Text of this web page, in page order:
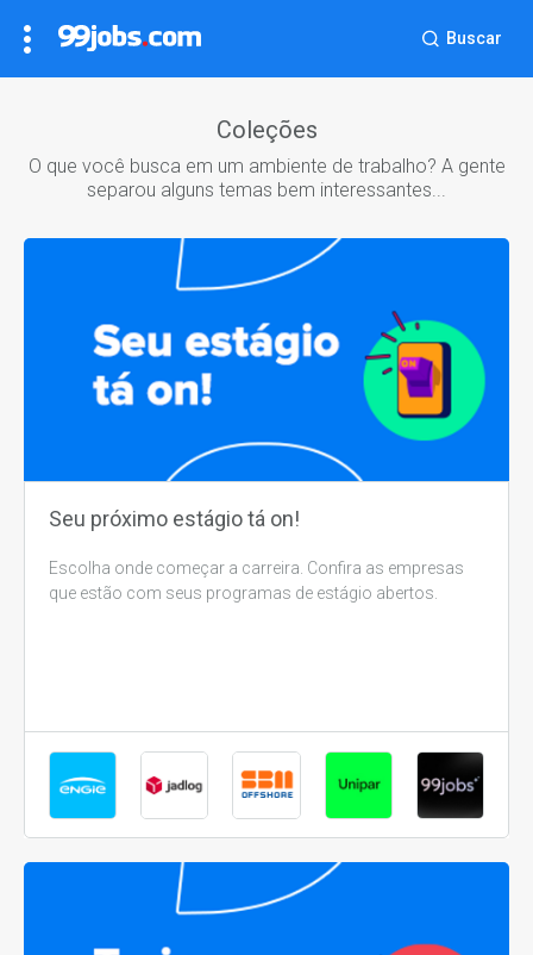
Buscar
Coleções
O que você busca em um ambiente de trabalho? A gente
separou alguns temas bem interessantes...
Seu próximo estágio tá on!
Escolha onde começar a carreira. Confira as empresas
que estão com seus programas de estágio abertos.